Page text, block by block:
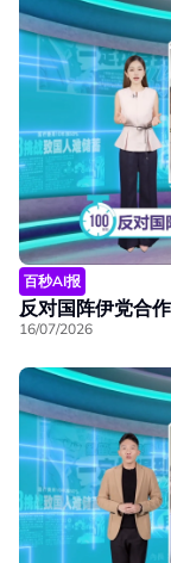
百秒AI报
反对国阵伊党合
16/07/2026